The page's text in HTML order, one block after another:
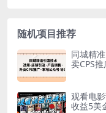
随机项目推荐
同城精
卖CPS
观看电
收益5美